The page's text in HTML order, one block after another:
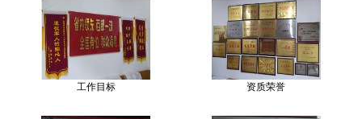
工作目标 资质荣誉